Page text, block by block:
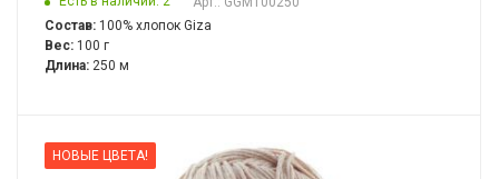
Состав: 100% хлопок Giza
Вес: 100 г
Длина: 250 м
НОВЫЕ ЦВЕТА!